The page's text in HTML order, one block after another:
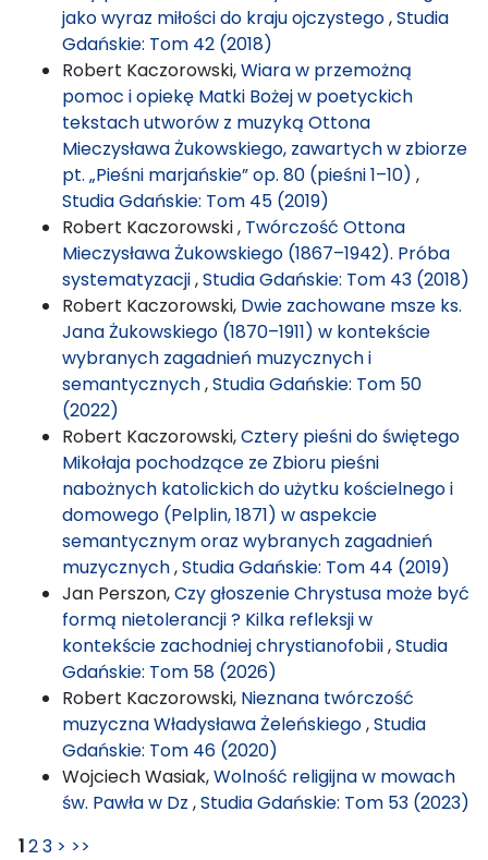
jako wyraz miłości do kraju ojczystego,Studia
Gdańskie: Tom 42 (2018)
Robert Kaczorowski,Wiara w przemożną
pomoc i opiekę Matki Bożej w poetyckich
tekstach utworów z muzyką Ottona
Mieczysława Żukowskiego, zawartych w zbiorze
pt. „Pieśni marjańskie” op. 80 (pieśni 1–10) ,
Studia Gdańskie: Tom 45 (2019)
Robert Kaczorowski , Twórczość Ottona
Mieczysława Żukowskiego (1867–1942). Próba
systematyzacji,Studia Gdańskie: Tom 43 (2018)
Robert Kaczorowski, Dwie zachowane msze ks.
Jana Żukowskiego (1870–1911) w kontekście
wybranych zagadnień muzycznych i
semantycznych,Studia Gdańskie: Tom 50
(2022)
Robert Kaczorowski,Cztery pieśni do świętego
Mikołaja pochodzące ze Zbioru pieśni
nabożnych katolickich do użytku kościelnego i
domowego (Pelplin, 1871) w aspekcie
semantycznym oraz wybranych zagadnień
muzycznych,Studia Gdańskie: Tom 44 (2019)
Jan Perszon,Czy głoszenie Chrystusa może być
formą nietolerancji ? Kilka refleksji w
kontekście zachodniej chrystianofobii,Studia
Gdańskie: Tom 58 (2026)
Robert Kaczorowski, Nieznana twórczość
muzyczna Władysława Żeleńskiego,Studia
Gdańskie: Tom 46 (2020)
Wojciech Wasiak,Wolność religijna w mowach
św. Pawła w Dz ,Studia Gdańskie: Tom 53 (2023)
123 > >>